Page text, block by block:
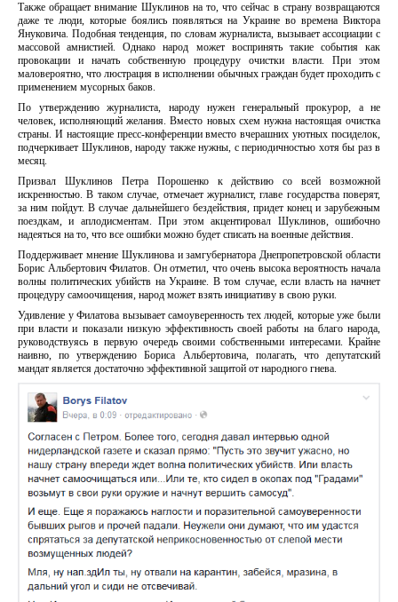
Также обращает внимание Шуклинов на то, что сейчас в страну возвращаются
даже те люди, которые боялись появляться на Украине во времена Виктора
Януковича. Подобная тенденция, по словам журналиста, вызывает ассоциации с
массовой амнистией. Однако народ может воспринять такие события как
провокации и начать собственную процедуру очистки власти. При этом
маловероятно, что люстрация в исполнении обычных граждан будет проходить с
применением мусорных баков.
По утверждению журналиста, народу нужен генеральный прокурор, а не
человек, исполняющий желания. Вместо новых схем нужна настоящая очистка
страны. И настоящие пресс-конференции вместо вчерашних уютных посиделок,
подчеркивает Шуклинов, народу также нужны, с периодичностью хотя бы раз в
месяц.
Призвал Шуклинов Петра Порошенко к действию со всей возможной
искренностью. В таком случае, отмечает журналист, главе государства поверят,
за ним пойдут. В случае дальнейшего бездействия, придет конец и зарубежным
поездкам, и аплодисментам. При этом акцентировал Шуклинов, ошибочно
надеяться на то, что все ошибки можно будет списать на военные действия.
Поддерживает мнение Шуклинова и замгубернатора Днепропетровской области
Борис Альбертович Филатов. Он отметил, что очень высока вероятность начала
волны политических убийств на Украине. В том случае, если власть на начнет
процедуру самоочищения, народ может взять инициативу в свою руки.
Удивление у Филатова вызывает самоуверенность тех людей, которые уже были
при власти и показали низкую эффективность своей работы на благо народа,
руководствуясь в первую очередь своими собственными интересами. Крайне
наивно, по утверждению Бориса Альбертовича, полагать, что депутатский
мандат является достаточно эффективной защитой от народного гнева.